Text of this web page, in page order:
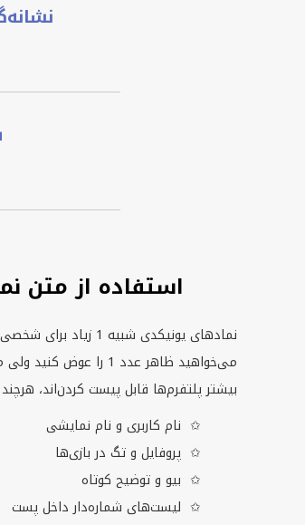
استفاده از متن نماد 1 در شبکه‌های اجتماعی و
نمادهای یونیکدی
می‌خواهید ظاهر عدد 1
بیشتر پلتفرم‌ها قابل پیست کردن‌اند،
نام کاربری و نام نمایشی
پروفایل و تگ در بازی‌ها
بیو و توضیح کوتاه
لیست‌های شماره‌دار داخل پست